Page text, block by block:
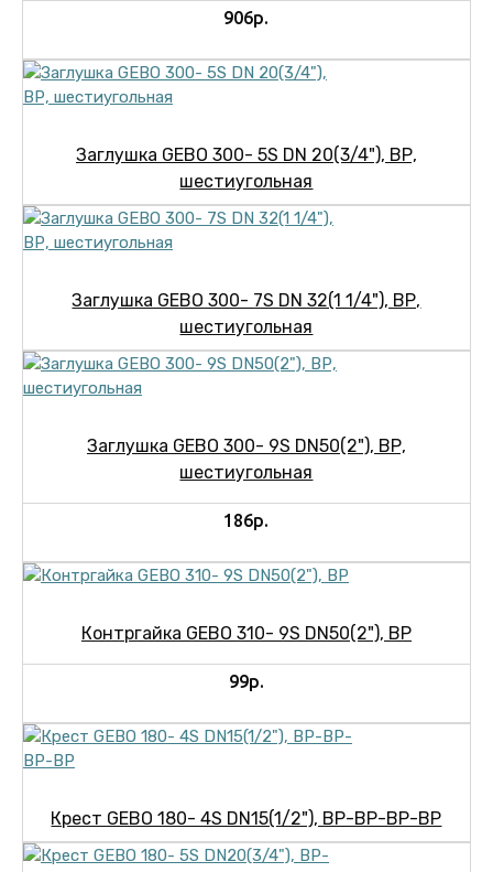
906р.
Заглушка GEBO 300- 5S DN 20(3/4"), ВР,
шестиугольная
Заглушка GEBO 300- 7S DN 32(1 1/4"), ВР,
шестиугольная
Заглушка GEBO 300- 9S DN50(2"), ВР,
шестиугольная
186р.
Контргайка GEBO 310- 9S DN50(2"), ВР
99р.
Крест GEBO 180- 4S DN15(1/2"), ВР-ВР-ВР-ВР